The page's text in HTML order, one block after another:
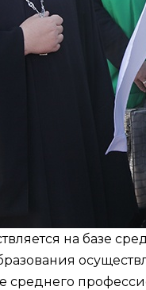
на базе
среднего